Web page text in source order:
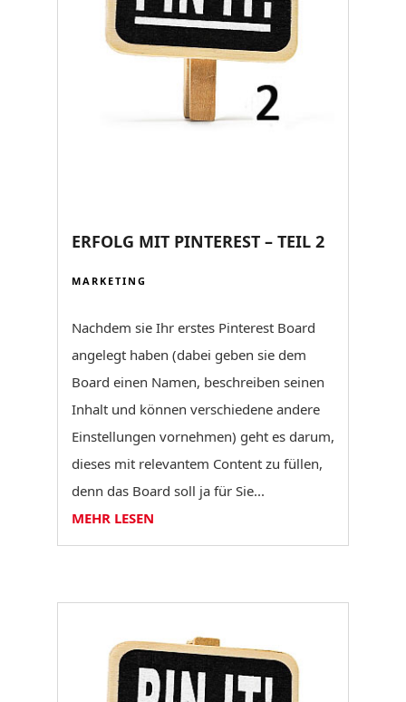
ERFOLG MIT PINTEREST – TEIL 2
MARKETING
Nachdem sie Ihr erstes Pinterest Board
angelegt haben (dabei geben sie dem
Board einen Namen, beschreiben seinen
Inhalt und können verschiedene andere
Einstellungen vornehmen) geht es darum,
dieses mit relevantem Content zu füllen,
denn das Board soll ja für Sie...
MEHR LESEN